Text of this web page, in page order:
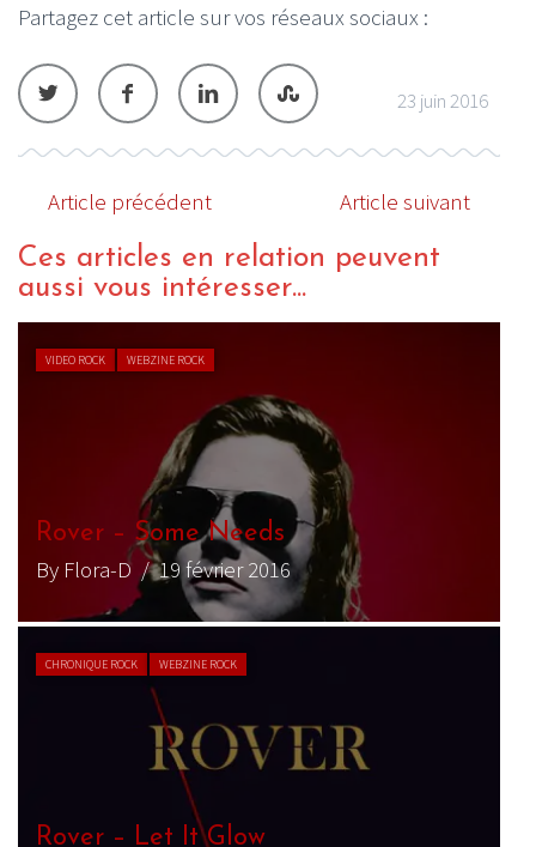
Partagez cet article sur vos réseaux sociaux :
23 juin 2016
Article précédent Article suivant
Ces articles en relation peuvent
aussi vous intéresser...
VIDEO ROCK WEBZINE ROCK
Rover – Some Needs
By Flora-D / 19 février 2016
CHRONIQUE ROCK WEBZINE ROCK
Rover – Let It Glow